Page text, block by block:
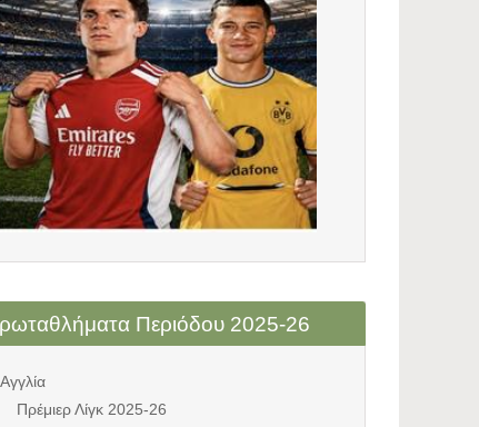
Περιόδου 2025-26
Αγγλία
Πρέμιερ Λίγκ 2025-26